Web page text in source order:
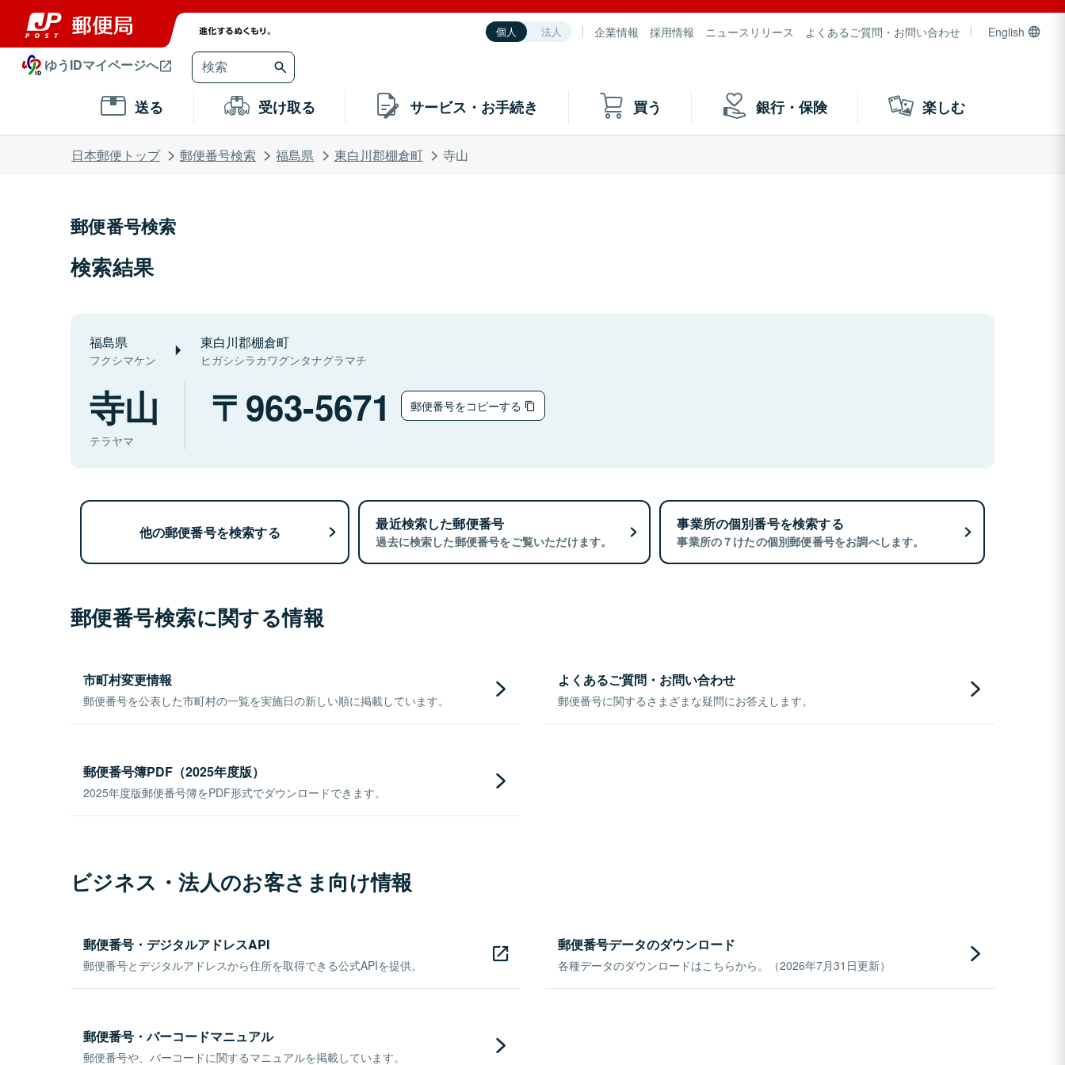
個人 法人 企業情報 採用情報 ニュースリリース よくあるご質問・お問い合わせ English
ゆうIDマイページへ
送る 受け取る サービス・お手続き 買う 銀行・保険 楽しむ
日本郵便トップ 郵便番号検索 福島県 東白川郡棚倉町 寺山
郵便番号検索
検索結果
福島県
フクシマケン
東白川郡棚倉町
ヒガシシラカワグンタナグラマチ
寺山
テラヤマ
963-5671 郵便番号をコピーする
他の郵便番号を検索する 最近検索した郵便番号
過去に検索した郵便番号をご覧いただけます。
事業所の個別番号を検索する
事業所の７けたの個別郵便番号をお調べします。
郵便番号検索に関する情報
市町村変更情報
郵便番号を公表した市町村の一覧を実施日の新しい順に掲載しています。
よくあるご質問・お問い合わせ
郵便番号に関するさまざまな疑問にお答えします。
郵便番号簿PDF（2025年度版）
2025年度版郵便番号簿をPDF形式でダウンロードできます。
ビジネス・法人のお客さま向け情報
郵便番号・デジタルアドレスAPI
郵便番号とデジタルアドレスから住所を取得できる公式APIを提供。
郵便番号データのダウンロード
各種データのダウンロードはこちらから。（2026年7月31日更新）
郵便番号・バーコードマニュアル
郵便番号や、バーコードに関するマニュアルを掲載しています。